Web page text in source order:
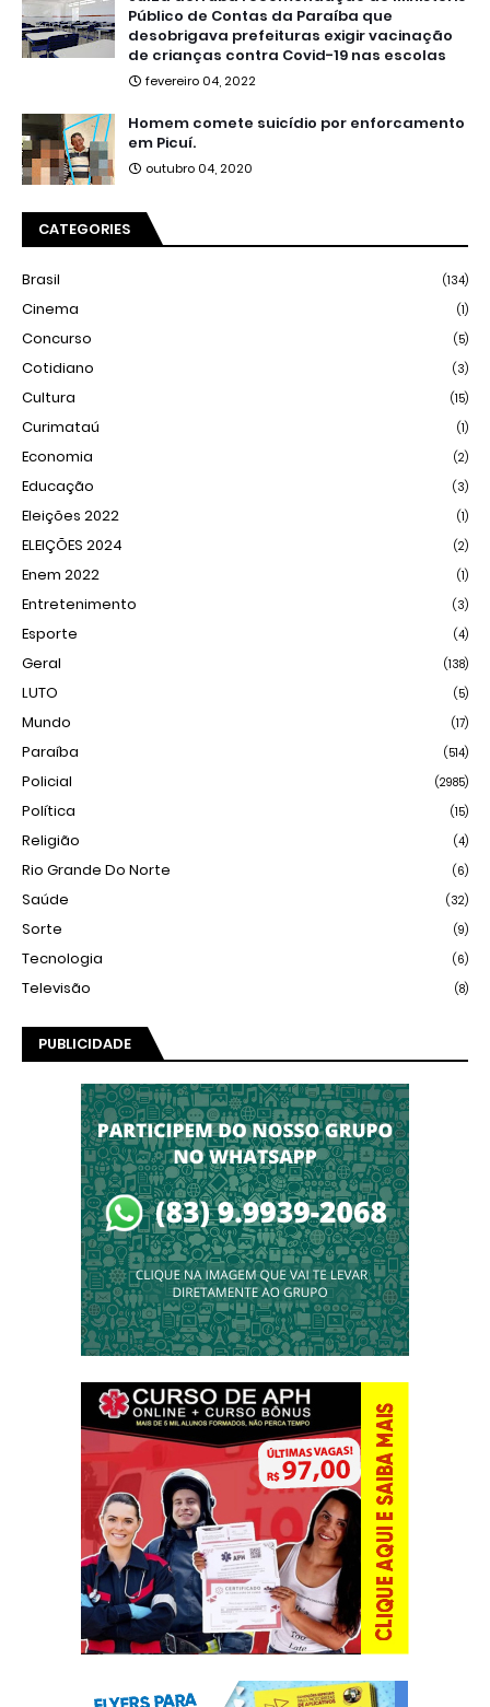
Público de Contas da Paraíba que
desobrigava prefeituras exigir vacinação
de crianças contra Covid-19 nas escolas
fevereiro 04, 2022
Homem comete suicídio por enforcamento
em Picuí.
outubro 04, 2020
CATEGORIES
Brasil (134)
Cinema (1)
Concurso (5)
Cotidiano (3)
Cultura (15)
Curimataú (1)
Economia (2)
Educação (3)
Eleições 2022 (1)
ELEIÇÕES 2024 (2)
Enem 2022 (1)
Entretenimento (3)
Esporte (4)
Geral (138)
LUTO (5)
Mundo (17)
Paraíba (514)
Policial (2985)
Política (15)
Religião (4)
Rio Grande Do Norte (6)
Saúde (32)
Sorte (9)
Tecnologia (6)
Televisão (8)
PUBLICIDADE